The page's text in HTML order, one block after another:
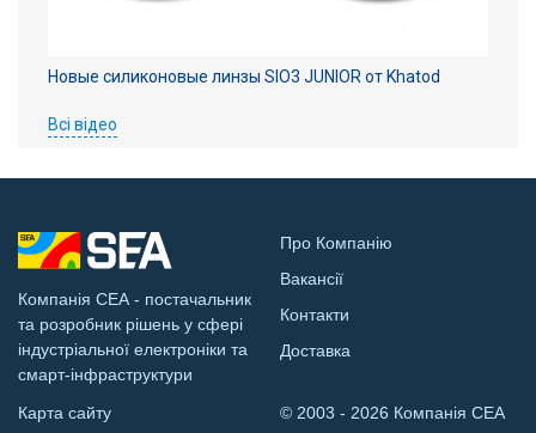
Новые силиконовые линзы SIO3 JUNIOR от Khatod
Всі відео
Компанія СЕА - постачальник
та розробник рішень у сфері
індустріальної електроніки та
смарт-інфраструктури
Про Компанію
Вакансії
Контакти
Доставка
Карта сайту © 2003 - 2026 Компанія СЕА